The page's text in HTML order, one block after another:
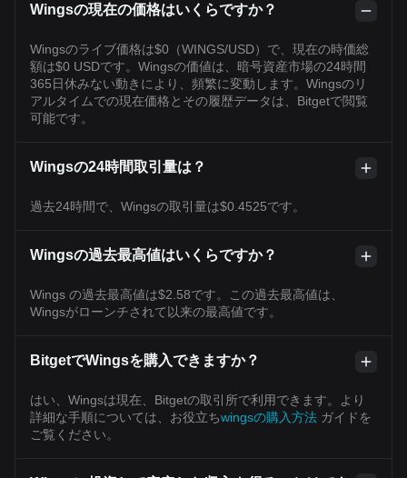
Wingsの現在の価格はいくらですか？
Wingsのライブ価格は$0（WINGS/USD）で、現在の時価総
額は$0 USDです。Wingsの価値は、暗号資産市場の24時間
365日休みない動きにより、頻繁に変動します。Wingsのリ
アルタイムでの現在価格とその履歴データは、Bitgetで閲覧
可能です。
Wingsの24時間取引量は？
過去24時間で、Wingsの取引量は$0.4525です。
Wingsの過去最高値はいくらですか？
Wings の過去最高値は$2.58です。この過去最高値は、
Wingsがローンチされて以来の最高値です。
BitgetでWingsを購入できますか？
はい、Wingsは現在、Bitgetの取引所で利用できます。より
詳細な手順については、お役立ちwingsの購入方法 ガイドを
ご覧ください。